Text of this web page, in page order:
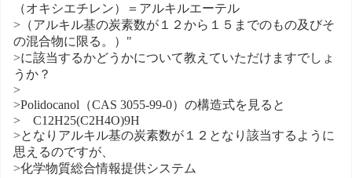
（オキシエチレン）＝アルキルエーテル
>（アルキル基の炭素数が１２から１５までのもの及びそ
の混合物に限る。）"
>に該当するかどうかについて教えていただけますでしょ
うか？
>
>Polidocanol（CAS 3055-99-0）の構造式を見ると
> C12H25(C2H4O)9H
>となりアルキル基の炭素数が１２となり該当するように
思えるのですが、
>化学物質総合情報提供システム